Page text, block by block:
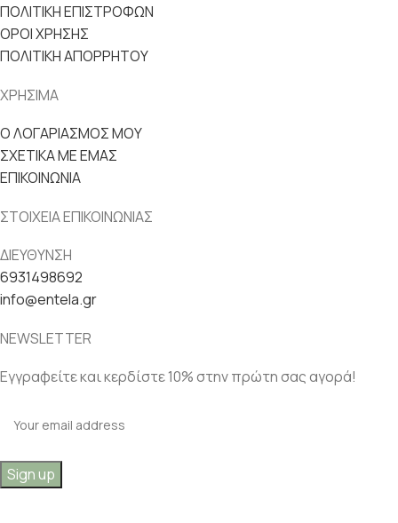
ΠΟΛΙΤΙΚΗ ΕΠΙΣΤΡΟΦΩΝ
ΟΡΟΙ ΧΡΗΣΗΣ
ΠΟΛΙΤΙΚΗ ΑΠΟΡΡΗΤΟΥ
ΧΡΗΣΙΜΑ
Ο ΛΟΓΑΡΙΑΣΜΟΣ ΜΟΥ
ΣΧΕΤΙΚΑ ΜΕ ΕΜΑΣ
ΕΠΙΚΟΙΝΩΝΙΑ
ΣΤΟΙΧΕΙΑ ΕΠΙΚΟΙΝΩΝΙΑΣ
ΔΙΕΥΘΥΝΣΗ
6931498692
info@entela.gr
NEWSLETTER
Εγγραφείτε και κερδίστε 10% στην πρώτη σας αγορά!